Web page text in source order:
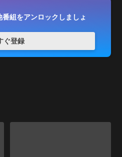
組をアンロックしましょ
ぐ登録